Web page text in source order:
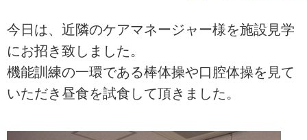
今日は、近隣のケアマネージャー様を施設見学
にお招き致しました。
機能訓練の一環である棒体操や口腔体操を見て
いただき昼食を試食して頂きました。